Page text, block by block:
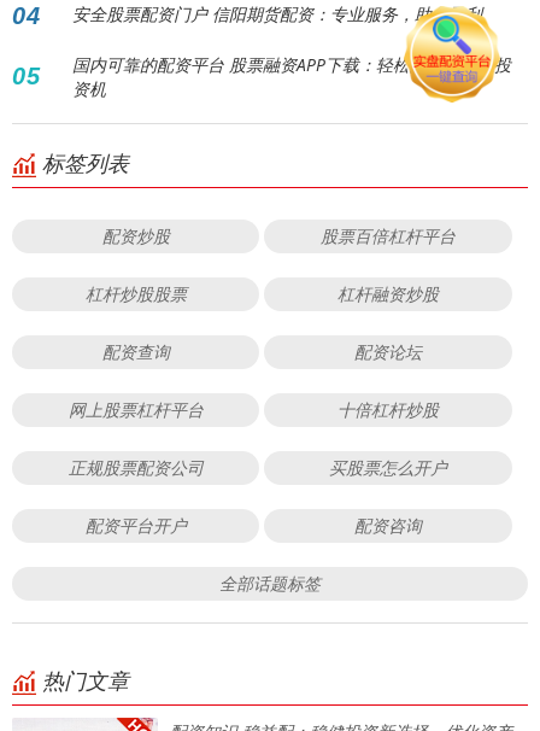
04 安全股票配资门户 信阳期货配资：专业服务，助您盈利
05
国内可靠的配资平台 股票融资APP下载：轻松融资，把握投
资机
标签列表
配资炒股 股票百倍杠杆平台
杠杆炒股股票 杠杆融资炒股
配资查询 配资论坛
网上股票杠杆平台 十倍杠杆炒股
正规股票配资公司 买股票怎么开户
配资平台开户 配资咨询
全部话题标签
热门文章